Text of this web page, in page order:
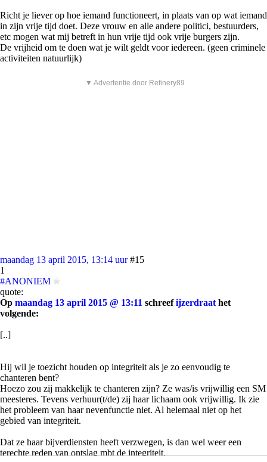
Richt je liever op hoe iemand functioneert, in plaats van op wat iemand
in zijn vrije tijd doet. Deze vrouw en alle andere politici, bestuurders,
etc mogen wat mij betreft in hun vrije tijd ook vrije burgers zijn.
De vrijheid om te doen wat je wilt geldt voor iedereen. (geen criminele
activiteiten natuurlijk)
▼ Advertentie door Refinery89
maandag 13 april 2015, 13:14 uur #15
1
#ANONIEM
quote:
Op maandag 13 april 2015 @ 13:11 schreefijzerdraat het
volgende:
[..]
Hij wil je toezicht houden op integriteit als je zo eenvoudig te
chanteren bent?
Hoezo zou zij makkelijk te chanteren zijn? Ze was/is vrijwillig een SM
meesteres. Tevens verhuur(t/de) zij haar lichaam ook vrijwillig. Ik zie
het probleem van haar nevenfunctie niet. Al helemaal niet op het
gebied van integriteit.
Dat ze haar bijverdiensten heeft verzwegen, is dan wel weer een
terechte reden van ontslag mbt de integriteit.